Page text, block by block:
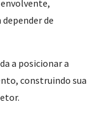
de
a posicionar a
construindo sua